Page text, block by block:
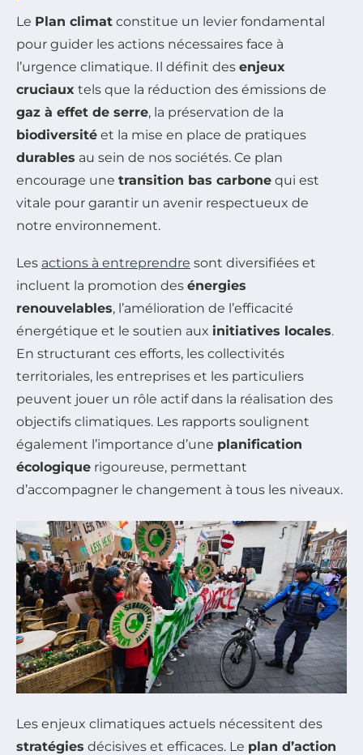
Le Plan climat constitue un levier fondamental
pour guider les actions nécessaires face à
l’urgence climatique. Il définit des enjeux
cruciaux tels que la réduction des émissions de
gaz à effet de serre, la préservation de la
biodiversité et la mise en place de pratiques
durables au sein de nos sociétés. Ce plan
encourage une transition bas carbone qui est
vitale pour garantir un avenir respectueux de
notre environnement.
Les actions à entreprendre sont diversifiées et
incluent la promotion des énergies
renouvelables, l’amélioration de l’efficacité
énergétique et le soutien aux initiatives locales.
En structurant ces efforts, les collectivités
territoriales, les entreprises et les particuliers
peuvent jouer un rôle actif dans la réalisation des
objectifs climatiques. Les rapports soulignent
également l’importance d’une planification
écologique rigoureuse, permettant
d’accompagner le changement à tous les niveaux.
Les enjeux climatiques actuels nécessitent des
stratégies décisives et efficaces. Le plan d’action